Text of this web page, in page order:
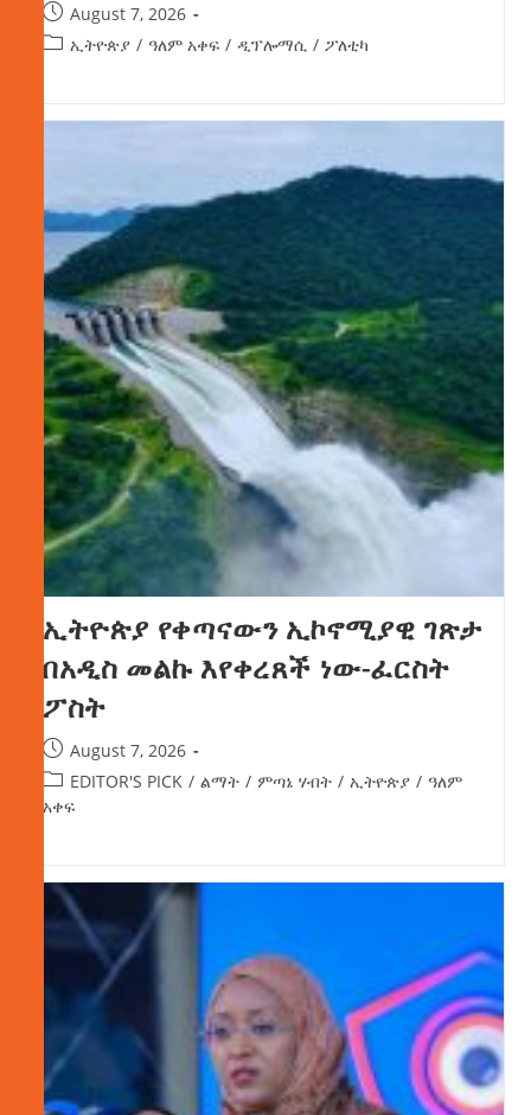
August 7, 2026
ኢትዮጵያ / ዓለም አቀፍ / ዲፕሎማሲ / ፖለቲካ
ኢትዮጵያ የቀጣናውን ኢኮኖሚያዊ ገጽታ
በአዲስ መልኩ እየቀረጸች ነው-ፈርስት
ፖስት
August 7, 2026
EDITOR'S PICK / ልማት / ምጣኔ ሃብት / ኢትዮጵያ / ዓለም
አቀፍ